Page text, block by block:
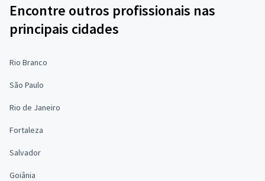
Encontre outros profissionais nas
principais cidades
Rio Branco
São Paulo
Rio de Janeiro
Fortaleza
Salvador
Goiânia